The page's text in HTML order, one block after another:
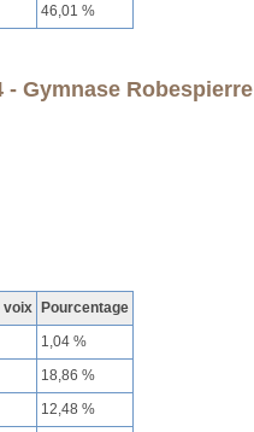
46,01 %
- Gymnase Robespierre
voix Pourcentage
1,04 %
18,86 %
12,48 %